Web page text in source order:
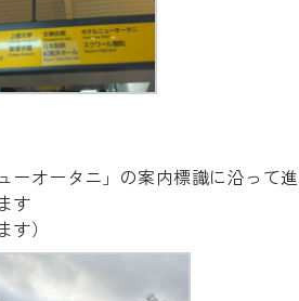
オータニ」の案内標識に沿って
す
）